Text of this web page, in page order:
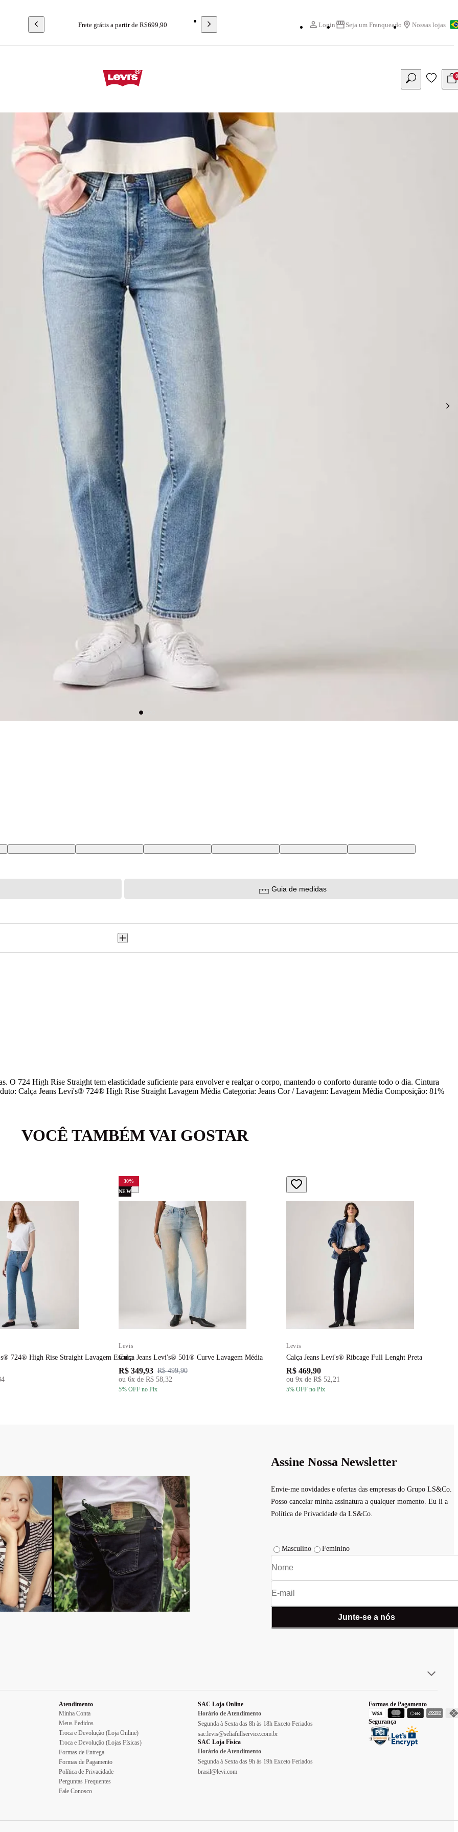
Frete grátis a partir de R$699,90 Login Seja um Franqueado Nossas lojas
0
28X32 USA | 39 BR29X32 USA | 40 BR30X32 USA | 41 BR31X32 USA | 42 BR32X32 USA | 43 BR33X32 USA | 44 BR
Guia de medidas
O 724 High Rise Straight tem elasticidade suficiente para envolver e realçar o corpo, mantendo o conforto durante todo o dia. Cintura
Calça Jeans Levi's® 724® High Rise Straight Lavagem Média Categoria: Jeans Cor / Lavagem: Lavagem Média Composição: 81%
VOCÊ TAMBÉM VAI GOSTAR
724® High Rise Straight Lavagem Escura
30%
NEW
Levis
Calça Jeans Levi's® 501® Curve Lavagem Média
R$ 349,93 R$ 499,90
ou 6x de R$ 58,32
5% OFF no Pix
Levis
Calça Jeans Levi's® Ribcage Full Lenght Preta
R$ 469,90
ou 9x de R$ 52,21
5% OFF no Pix
Assine Nossa Newsletter
Envie-me novidades e ofertas das empresas do Grupo LS&Co.
Posso cancelar minha assinatura a qualquer momento. Eu li a
Política de Privacidade da LS&Co.
Masculino Feminino
Junte-se a nós
Atendimento
Minha Conta
Meus Pedidos
Troca e Devolução (Loja Online)
Troca e Devolução (Lojas Físicas)
Formas de Entrega
Formas de Pagamento
Política de Privacidade
Perguntas Frequentes
Fale Conosco
SAC Loja Online
Horário de Atendimento
Segunda à Sexta das 8h às 18h Exceto Feriados
sac.levis@seliafullservice.com.br
SAC Loja Física
Horário de Atendimento
Segunda à Sexta das 9h às 19h Exceto Feriados
brasil@levi.com
Formas de Pagamento
Segurança